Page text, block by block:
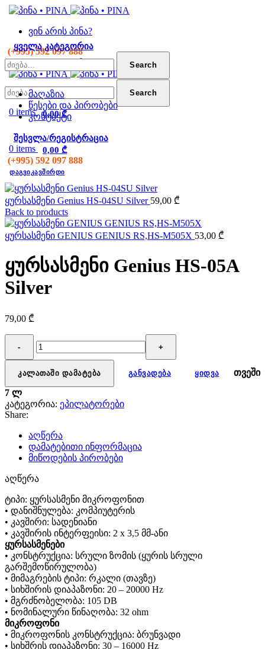
ვინ არის პინა?
(+995) 592 097 888
ᲧᲕᲔᲚᲐ ᲙᲐᲢᲔᲒᲝᲠᲘᲐ
Search
0 items 0,00₾
ᲧᲕᲔᲚᲐ ᲙᲐᲢᲔᲒᲝᲠᲘᲐ
Search
მაღაზია
წესები და პირობები
კონტაქტი
ᲨᲔᲡᲕᲚᲐ/ᲠᲔᲒᲘᲡᲢᲠᲐᲪᲘᲐ
0 items 0,00 ₾
(+995) 592 097 888
დაგვიკავშირდი
Click to enlarge
ყურსასმენი Genius HS-04SU Silver 59,00 ₾
Back to products
ყურსასმენი GENIUS GENIUS RS,HS-M505X 53,00 ₾
ყურსასმენი Genius HS-05A
Silver
79,00 ₾
რაოდენობა:
ყურსასმენი
Genius
HS-
კალათაში დამატება განვადება ყიდვა
თვეში
7 ლ
კატეგორია: ეპილატორები
Share:
აღწერა
დამატებითი ინფორმაცია
მიწოდების პირობები
აღწერა
ტიპი: ყურსასმენი მიკროფონით
• დანიშნულება: კომპიუტერის
• კავშირი: სადენიანი
• კავშირის ინტერფეისი: 2 x 3,5 მმ-ანი
ყურსასმენები
• კონსტრუქცია: სრული ზომის (ყურის სრული
გარშემოწირულობა)
• მიმაგრების ტიპი: რკალი (თავზე)
• სიხშირის დიაპაზონი: 20 – 20000 Hz
• მგრძნობელობა: 105 DB
• ნომინალური წინაღობა: 32 ohm
მიკროფონი
• მიკროფონის კონსტრუქცია: ბრუნვადი
• სიხშრის დიაპაზონი: 30 – 16000 Hz